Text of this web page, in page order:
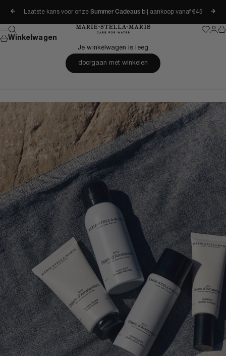
VorigeLaatste kans voor onze Summer Cadeausbij aankoop vanaf €45
Marie-Stella-Maris
Menu
Zoeken
Winkelwagen
Je winkelwagen is leeg
doorgaan met winkelen